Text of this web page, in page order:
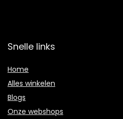
Snelle links
Home
Alles winkelen
Blogs
Onze webshops